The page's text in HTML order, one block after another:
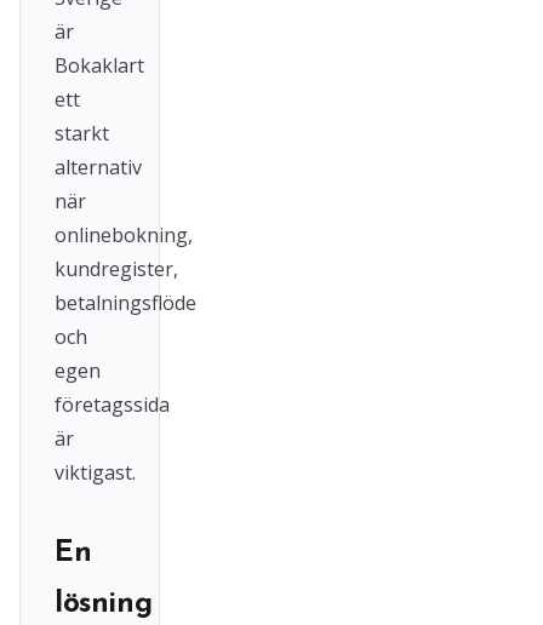
är
Bokaklart
ett
starkt
alternativ
när
onlinebokning,
kundregister,
betalningsflöde
och
egen
företagssida
är
viktigast.
En
lösning